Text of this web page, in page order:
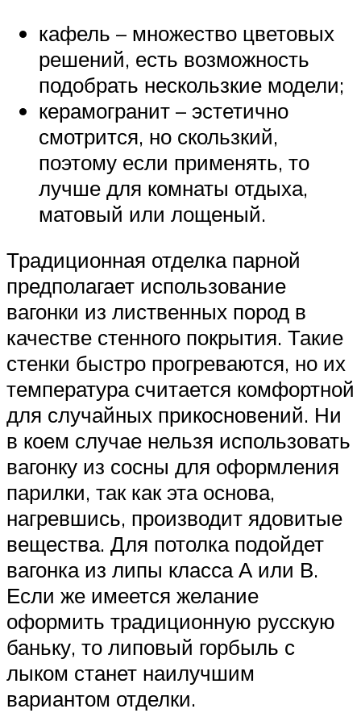
кафель – множество цветовых
решений, есть возможность
подобрать нескользкие модели;
керамогранит – эстетично
смотрится, но скользкий,
поэтому если применять, то
лучше для комнаты отдыха,
матовый или лощеный.
Традиционная отделка парной
предполагает использование
вагонки из лиственных пород в
качестве стенного покрытия. Такие
стенки быстро прогреваются, но их
температура считается комфортной
для случайных прикосновений. Ни
в коем случае нельзя использовать
вагонку из сосны для оформления
парилки, так как эта основа,
нагревшись, производит ядовитые
вещества. Для потолка подойдет
вагонка из липы класса А или В.
Если же имеется желание
оформить традиционную русскую
баньку, то липовый горбыль с
лыком станет наилучшим
вариантом отделки.